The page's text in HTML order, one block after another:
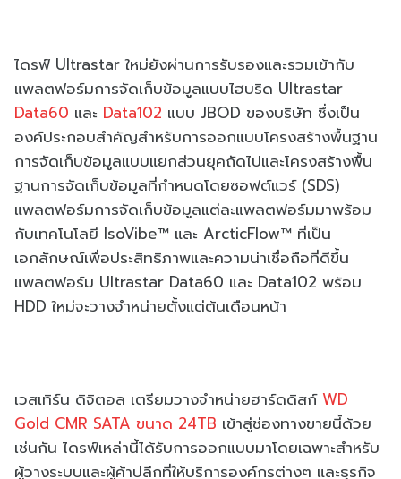
ไดรฟ์ Ultrastar ใหม่ยังผ่านการรับรองและรวมเข้ากับ
แพลตฟอร์มการจัดเก็บข้อมูลแบบไฮบริด Ultrastar
Data60 และ Data102 แบบ JBOD ของบริษัท ซึ่งเป็น
องค์ประกอบสำคัญสำหรับการออกแบบโครงสร้างพื้นฐาน
การจัดเก็บข้อมูลแบบแยกส่วนยุคถัดไปและโครงสร้างพื้น
ฐานการจัดเก็บข้อมูลที่กำหนดโดยซอฟต์แวร์ (SDS)
แพลตฟอร์มการจัดเก็บข้อมูลแต่ละแพลตฟอร์มมาพร้อม
กับเทคโนโลยี IsoVibe™ และ ArcticFlow™ ที่เป็น
เอกลักษณ์เพื่อประสิทธิภาพและความน่าเชื่อถือที่ดีขึ้น
แพลตฟอร์ม Ultrastar Data60 และ Data102 พร้อม
HDD ใหม่จะวางจำหน่ายตั้งแต่ต้นเดือนหน้า
เวสเทิร์น ดิจิตอล เตรียมวางจำหน่ายฮาร์ดดิสก์ WD
Gold CMR SATA ขนาด 24TB เข้าสู่ช่องทางขายนี้ด้วย
เช่นกัน ไดรฟ์เหล่านี้ได้รับการออกแบบมาโดยเฉพาะสำหรับ
ผู้วางระบบและผู้ค้าปลีกที่ให้บริการองค์กรต่างๆ และธุรกิจ